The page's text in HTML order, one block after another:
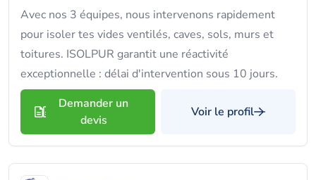
Avec nos 3 équipes, nous intervenons rapidement
pour isoler tes vides ventilés, caves, sols, murs et
toitures. ISOLPUR garantit une réactivité
exceptionnelle : délai d'intervention sous 10 jours.
Demander un
devis
Voir le profil